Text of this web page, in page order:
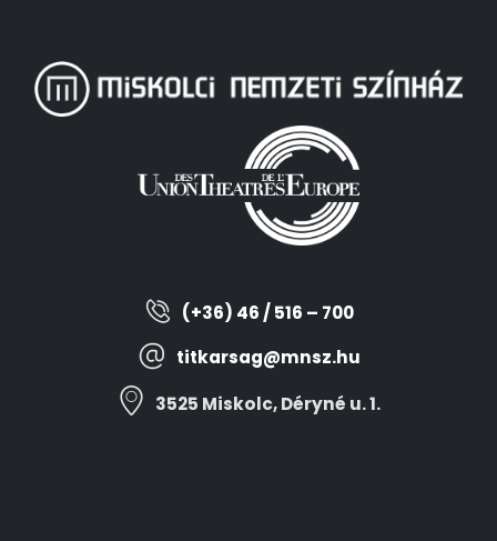
(+36) 46 / 516 – 700
titkarsag@mnsz.hu
3525 Miskolc, Déryné u. 1.